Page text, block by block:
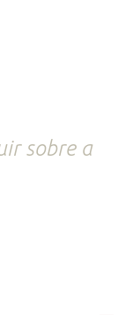
sobre a